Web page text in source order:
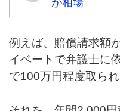
が相場
例えば、賠償請求額
イベートで弁護士に
で100万円程度取ら